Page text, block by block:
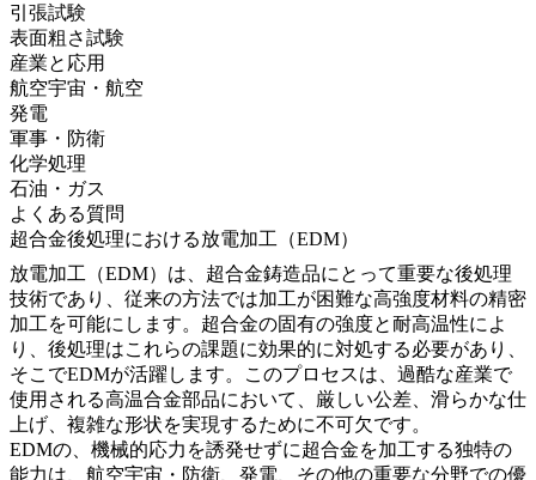
引張試験
表面粗さ試験
産業と応用
航空宇宙・航空
発電
軍事・防衛
化学処理
石油・ガス
よくある質問
超合金後処理における放電加工（EDM）
放電加工（EDM） は、 超合金鋳造品にとって重要な後処理
技術であり、従来の方法では加工が困難な高強度材料の精密
加工を可能にします。超合金の固有の強度と耐高温性によ
り、後処理はこれらの課題に効果的に対処する必要があり、
そこでEDMが活躍します。このプロセスは、過酷な産業で
使用される高温合金部品において、厳しい公差、滑らかな仕
上げ、複雑な形状を実現するために不可欠です。
EDMの、機械的応力を誘発せずに超合金を加工する独特の
能力は、 航空宇宙・防衛 発電 、その他の重要な分野での優